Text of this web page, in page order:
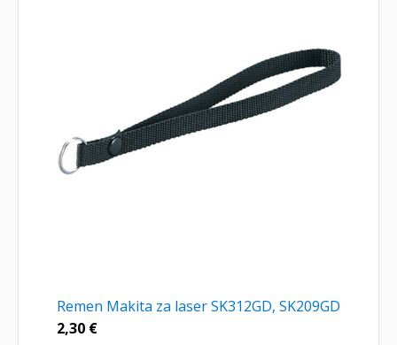
Remen Makita za laser SK312GD, SK209GD
2,30 €